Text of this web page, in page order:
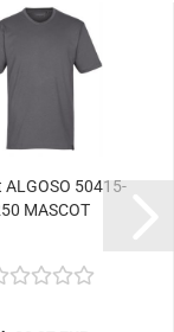
ALGOSO 50415-
MASCOT